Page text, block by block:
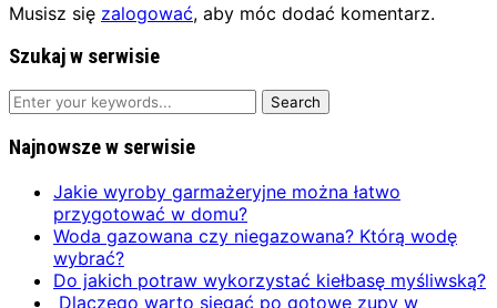
Musisz się zalogować, aby móc dodać komentarz.
Szukaj w serwisie
Najnowsze w serwisie
Jakie wyroby garmażeryjne można łatwo
przygotować w domu?
Woda gazowana czy niegazowana? Którą wodę
wybrać?
Do jakich potraw wykorzystać kiełbasę myśliwską?
Dlaczego warto sięgać po gotowe zupy w